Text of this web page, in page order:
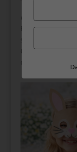
💛 10. Mini-
Ein
Collage verziert.
das lange